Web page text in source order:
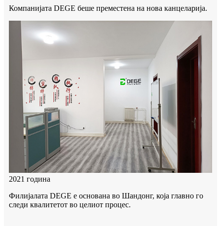
Компанијата DEGE беше преместена на нова канцеларија.
2021 година
Филијалата DEGE е основана во Шандонг, која главно го
следи квалитетот во целиот процес.